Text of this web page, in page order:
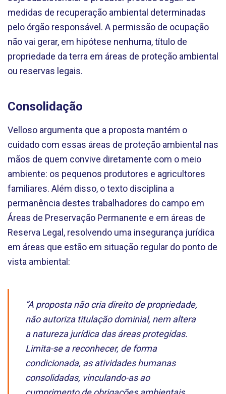
medidas de recuperação ambiental determinadas
pelo órgão responsável. A permissão de ocupação
não vai gerar, em hipótese nenhuma, título de
propriedade da terra em áreas de proteção ambiental
ou reservas legais.
Consolidação
Velloso argumenta que a proposta mantém o
cuidado com essas áreas de proteção ambiental nas
mãos de quem convive diretamente com o meio
ambiente: os pequenos produtores e agricultores
familiares. Além disso, o texto disciplina a
permanência destes trabalhadores do campo em
Áreas de Preservação Permanente e em áreas de
Reserva Legal, resolvendo uma insegurança jurídica
em áreas que estão em situação regular do ponto de
vista ambiental:
“A proposta não cria direito de propriedade,
não autoriza titulação dominial, nem altera
a natureza jurídica das áreas protegidas.
Limita-se a reconhecer, de forma
condicionada, as atividades humanas
consolidadas, vinculando-as ao